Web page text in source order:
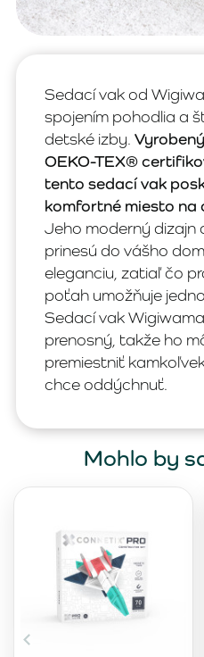
Sedací vak od
spojením pohodlia a
detské izby.
OEKO-TEX®
tento sedací vak
komfortné miesto na
Jeho moderný dizajn
prinesú do vášho
eleganciu, zatiaľ čo
poťah umožňuje
Sedací vak
prenosný, takže ho
premiestniť
chce oddýchnuť.
Mohlo by